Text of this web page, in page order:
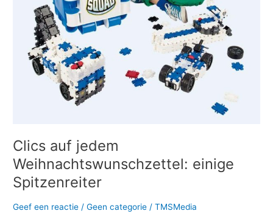
Clics auf jedem
Weihnachtswunschzettel: einige
Spitzenreiter
Geef een reactie /Geen categorie /TMSMedia